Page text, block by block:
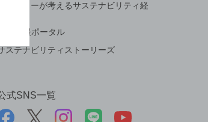
サントリーが考えるサステナビリティ経
ESG情報ポータル
ステナビリティストーリーズ
式SNS一覧